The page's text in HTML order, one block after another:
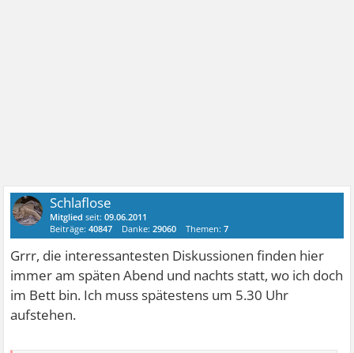
Schlaflose
Mitglied seit:09.06.2011
Beiträge:40847 Danke:29060 Themen:7
Grrr, die interessantesten Diskussionen finden hier
immer am späten Abend und nachts statt, wo ich doch
im Bett bin. Ich muss spätestens um 5.30 Uhr
aufstehen.